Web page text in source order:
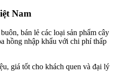
Nam
bán lẻ các loại sản phẩm cây
hồng nhập khẩu với chi phí thấp
giá tốt cho khách quen và đại lý